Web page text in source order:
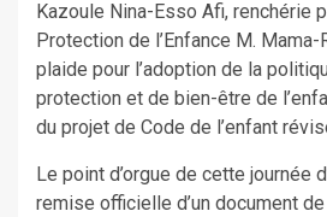
Kazoule Nina-Esso Afi, renchérie
Protection de l’Enfance M. Mama-
plaide pour l’adoption de la
protection et de bien-être de
du projet de Code de l’enfant
Le point d’orgue de cette journée
remise officielle d’un document